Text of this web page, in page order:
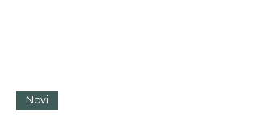
Novi